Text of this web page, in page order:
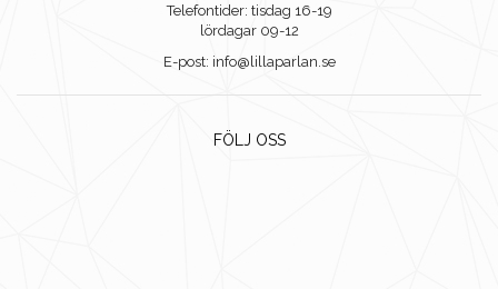
Telefontider: tisdag 16-19
lördagar 09-12
E-post: info@lillaparlan.se
FÖLJ OSS